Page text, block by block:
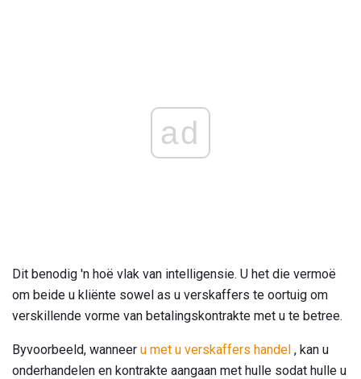
ad
Dit benodig 'n hoë vlak van intelligensie. U het die vermoë
om beide u kliënte sowel as u verskaffers te oortuig om
verskillende vorme van betalingskontrakte met u te betree.
Byvoorbeeld, wanneer u met u verskaffers handel , kan u
onderhandelen en kontrakte aangaan met hulle sodat hulle u